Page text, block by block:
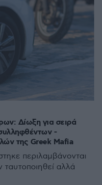
Δίωξη για σειρά
-
της Greek Mafia
περιλαμβάνονται
αλλά